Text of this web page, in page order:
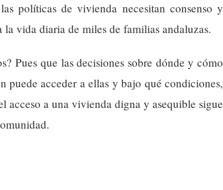
políticas de vivienda necesitan consenso y
vida diaria de miles de familias andaluzas.
Pues que las decisiones sobre dónde y cómo
puede acceder a ellas y bajo qué condiciones,
acceso a una vivienda digna y asequible sigue